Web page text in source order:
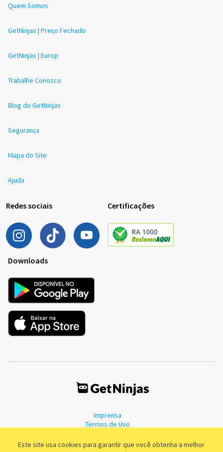
Este site usa cookies para garantir que você obtenha a melhor
Quem Somos
GetNinjas | Preço Fechado
GetNinjas | Europ
Trabalhe Conosco
Blog do GetNinjas
Segurança
Mapa do Site
Ajuda
Redes sociais Certificações
Downloads
Imprensa
Termos de Uso